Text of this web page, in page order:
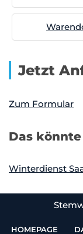
Jetzt
Zum Formular
Das
Winterdienst
HOMEPAGE